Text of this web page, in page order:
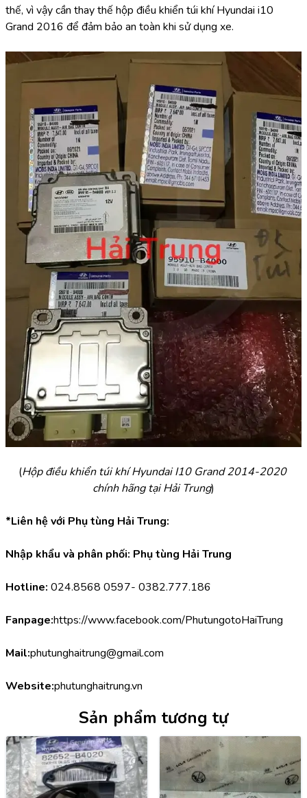
thế, vì vậy cần thay thế hộp điều khiển túi khí Hyundai i10
Grand 2016 để đảm bảo an toàn khi sử dụng xe.
(Hộp điều khiển túi khí Hyundai I10 Grand 2014-2020
chính hãng tại Hải Trung)
*Liên hệ với Phụ tùng Hải Trung:
Nhập khẩu và phân phối: Phụ tùng Hải Trung
Hotline: 024.8568 0597- 0382.777.186
Fanpage:https://www.facebook.com/PhutungotoHaiTrung
Mail:phutunghaitrung@gmail.com
Website:phutunghaitrung.vn
Sản phẩm tương tự